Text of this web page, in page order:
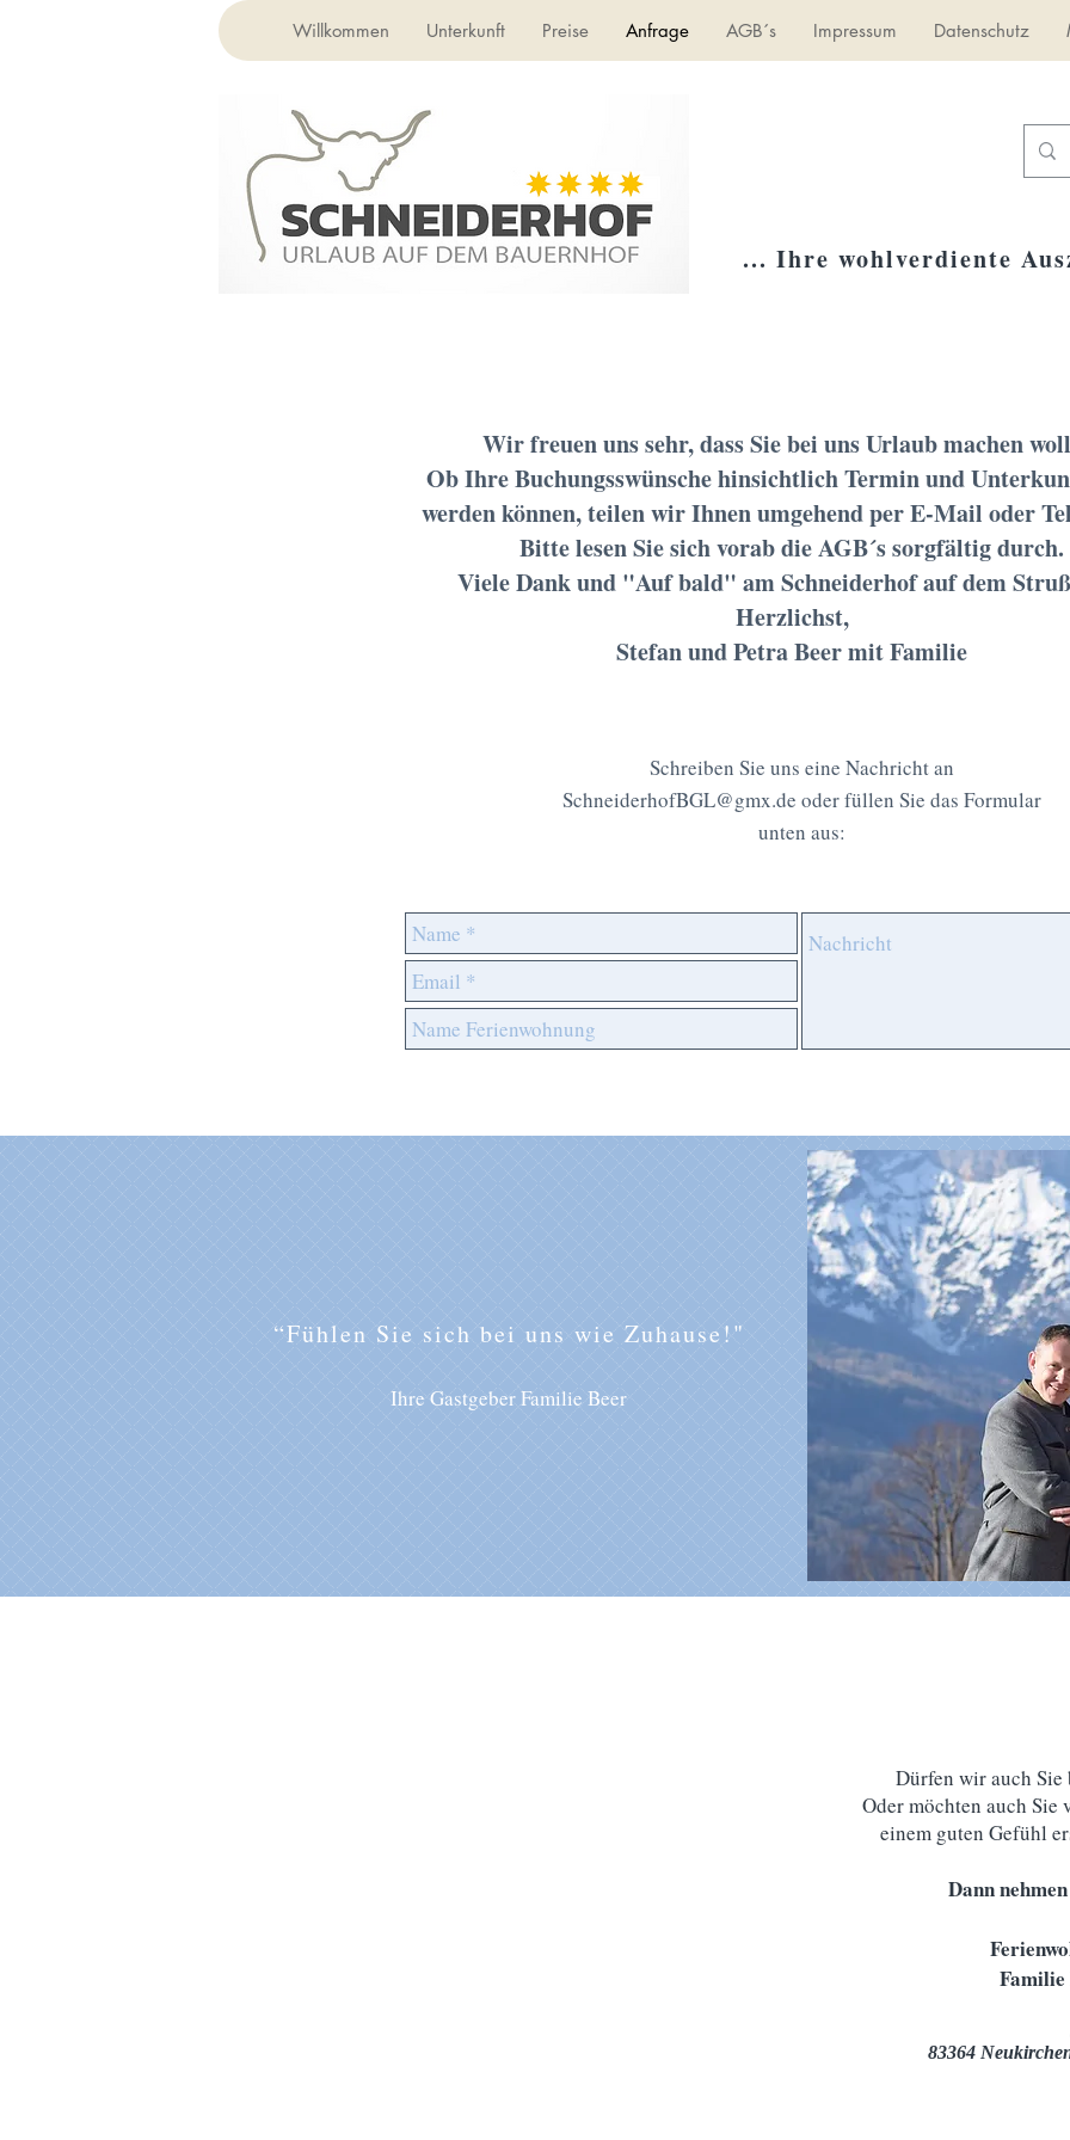
Willkommen Unterkunft Preise Anfrage AGB´s Impressum Datenschutz
... Ihre wohlverdiente
Wir freuen uns sehr, dass Sie bei uns Urlaub machen
Ob Ihre Buchungsswünsche hinsichtlich Termin und
werden können, teilen wir Ihnen umgehend per E-Mail oder
Bitte lesen Sie sich vorab die AGB´s sorgfältig durch.
Viele Dank und "Auf bald" am Schneiderhof auf dem
Herzlichst,
Stefan und Petra Beer mit Familie
Schreiben Sie uns eine Nachricht an
SchneiderhofBGL@gmx.de oder füllen Sie das Formular
unten aus:
“Fühlen Sie sich bei uns wie Zuhause!"
Ihre Gastgeber Familie Beer
Dürfen wir auch Sie
Oder möchten auch Sie
einem guten Gefühl
Dann
Familie
83364